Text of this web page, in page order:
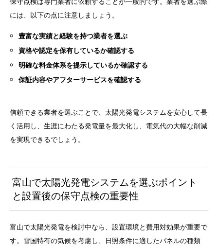
には、以下の点に注意しましょう。
豊富な実績と経験を持つ業者を選ぶ
資格や認定を保有しているか確認する
明確な料金体系を提示しているか確認する
保証内容やアフターサービスを確認する
信頼できる業者を選ぶことで、太陽光発電システムを安心して長
く活用し、生涯にわたる発電量を最大化し、電気代の大幅な削減
を実現できるでしょう。
富山で太陽光発電システムを選ぶポイント
と設置後の保守点検の重要性
富山で太陽光発電を検討中なら、設置環境と費用対効果が重要で
す。雪国特有の気候を考慮し、日照条件に適したパネルの種類